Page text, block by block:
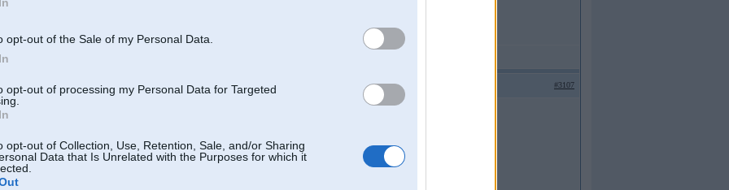
opt-out of the Sale of my Personal Data.
opt-out of processing my Personal Data for Targeted
opt-out of Collection, Use, Retention, Sale, and/or Sharing
Data that Is Unrelated with the Purposes for which it
24. Oct 2024, 17:35 #3107
-----------------
Tradicionāli - vīrietis ar sievieti - auto ar iekšdedzes dzinēju!